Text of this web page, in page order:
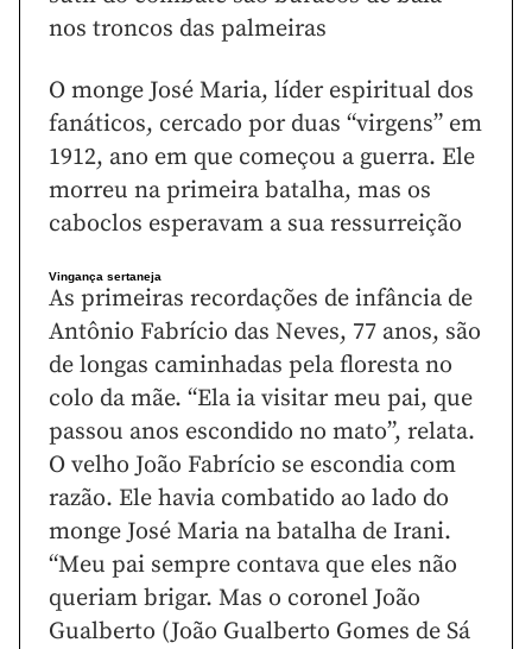
nos troncos das palmeiras
O monge José Maria, líder espiritual dos
fanáticos, cercado por duas “virgens” em
1912, ano em que começou a guerra. Ele
morreu na primeira batalha, mas os
caboclos esperavam a sua ressurreição
Vingança sertaneja
As primeiras recordações de infância de
Antônio Fabrício das Neves, 77 anos, são
de longas caminhadas pela floresta no
colo da mãe. “Ela ia visitar meu pai, que
passou anos escondido no mato”, relata.
O velho João Fabrício se escondia com
razão. Ele havia combatido ao lado do
monge José Maria na batalha de Irani.
“Meu pai sempre contava que eles não
queriam brigar. Mas o coronel João
Gualberto (João Gualberto Gomes de Sá